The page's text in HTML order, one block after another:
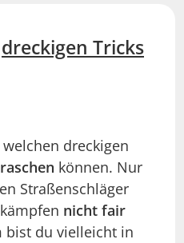
dreckigen Tricks
dreckigen
können. Nur
Straßenschläger
nicht fair
bist du vielleicht in